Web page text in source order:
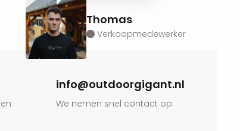
Thomas
Verkoopmedewerker
info@outdoorgigant.nl
We nemen snel contact op.